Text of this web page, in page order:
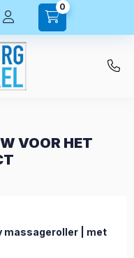
0
VOOR HET
massageroller | met